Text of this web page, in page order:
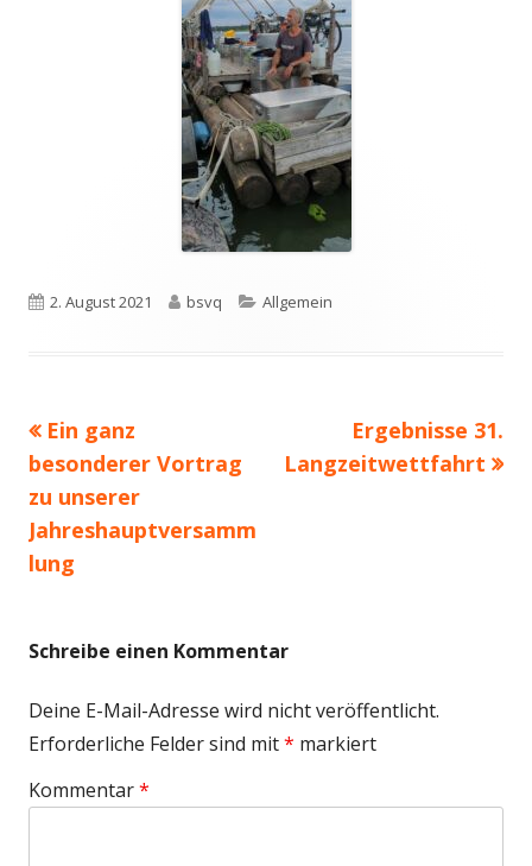
Veröffentlicht
2. August 2021 Autor
bsvq Kategorien
Allgemein
Beitragsnavigation
Vorheriger
Beitrag:
Ein ganz
besonderer Vortrag
zu unserer
Jahreshauptversamm
lung
Nächster
Beitrag
Ergebnisse 31.
Langzeitwettfahrt
Schreibe einen Kommentar
Deine E-Mail-Adresse wird nicht veröffentlicht.
Erforderliche Felder sind mit* markiert
Kommentar*